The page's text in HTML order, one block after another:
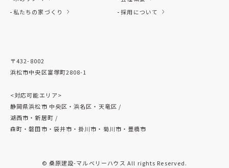
私たちの家づくり
採用について
〒432-8002
浜松市中央区富塚町2808-1
<対応可能エリア>
静岡県浜松市 中央区・浜名区・天竜区 /
湖西市・新居町 /
森町・磐田市・袋井市・掛川市・菊川市・豊橋市
© 桑原建設-マルベリーハウス All rights Reserved.